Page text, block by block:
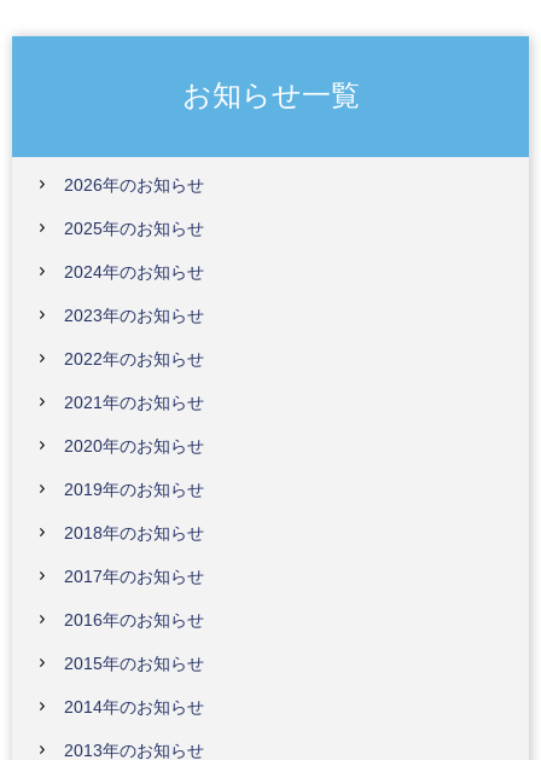
お知らせ一覧
2026年のお知らせ
2025年のお知らせ
2024年のお知らせ
2023年のお知らせ
2022年のお知らせ
2021年のお知らせ
2020年のお知らせ
2019年のお知らせ
2018年のお知らせ
2017年のお知らせ
2016年のお知らせ
2015年のお知らせ
2014年のお知らせ
2013年のお知らせ